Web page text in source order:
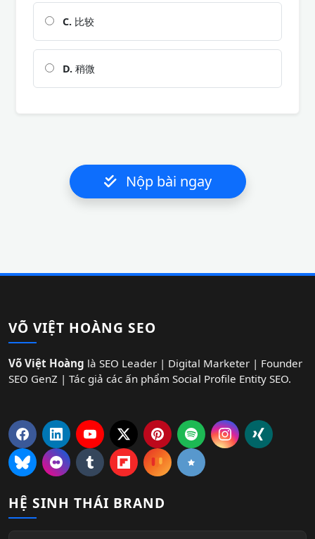
C. 比较
D. 稍微
Nộp bài ngay
VÕ VIỆT HOÀNG SEO
Võ Việt Hoàng là SEO Leader | Digital Marketer | Founder
SEO GenZ | Tác giả các ấn phẩm Social Profile Entity SEO.
HỆ SINH THÁI BRAND